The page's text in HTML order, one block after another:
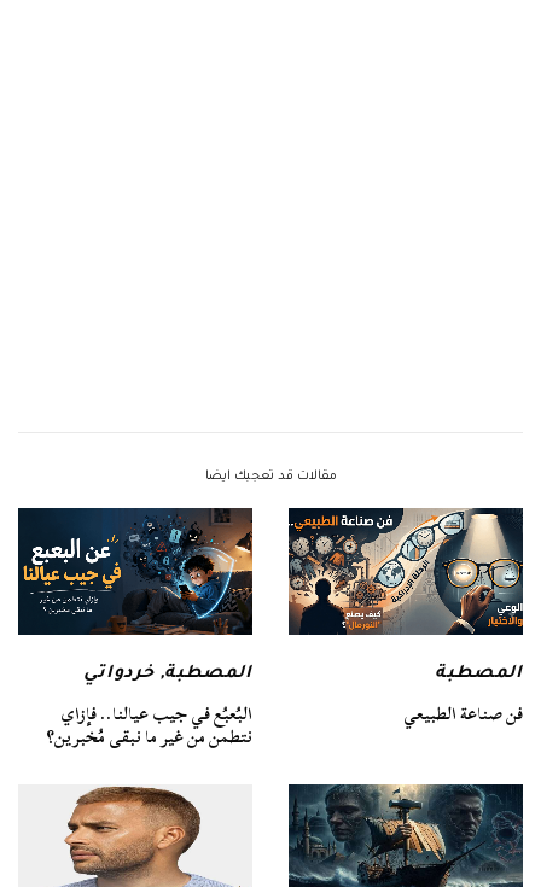
مقالات قد تعجبك ايضا
المصطبة
فن صناعة الطبيعي
المصطبة,خردواتي
البُعبُع في جيب عيالنا.. فإزاي
نتطمن من غير ما نبقى مُخبرين؟